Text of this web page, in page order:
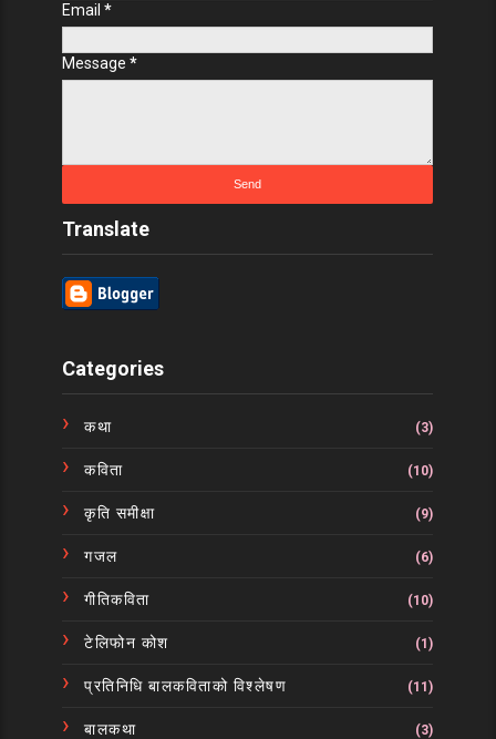
Email*
Message*
Translate
Categories
कथा (3)
कविता (10)
कृति समीक्षा (9)
गजल (6)
गीतिकविता (10)
टेलिफोन कोश (1)
प्रतिनिधि बालकविताको विश्लेषण (11)
बालकथा (3)